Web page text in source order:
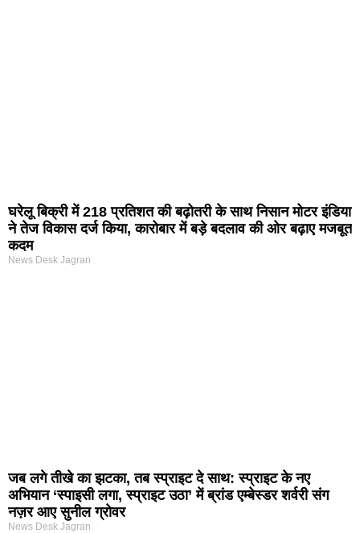
घरेलू बिक्री में 218 प्रतिशत की बढ़ोतरी के साथ निसान मोटर इंडिया
ने तेज विकास दर्ज किया, कारोबार में बड़े बदलाव की ओर बढ़ाए मजबूत
कदम
News Desk Jagran
जब लगे तीखे का झटका, तब स्प्राइट दे साथ: स्प्राइट के नए
अभियान ‘स्पाइसी लगा, स्प्राइट उठा’ में ब्रांड एम्बेस्डर शर्वरी संग
नज़र आए सुनील ग्रोवर
News Desk Jagran